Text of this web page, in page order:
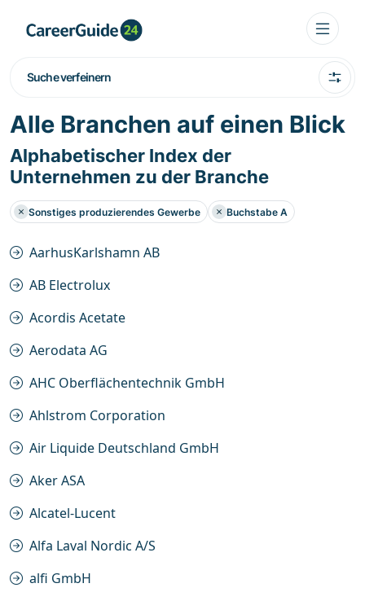
Suche verfeinern
Alle Branchen auf einen Blick
Alphabetischer Index der
Unternehmen zu der Branche
Sonstiges produzierendes Gewerbe Buchstabe A
AarhusKarlshamn AB
AB Electrolux
Acordis Acetate
Aerodata AG
AHC Oberflächentechnik GmbH
Ahlstrom Corporation
Air Liquide Deutschland GmbH
Aker ASA
Alcatel-Lucent
Alfa Laval Nordic A/S
alfi GmbH